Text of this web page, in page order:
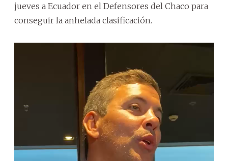
jueves a Ecuador en el Defensores del Chaco para
conseguir la anhelada clasificación.